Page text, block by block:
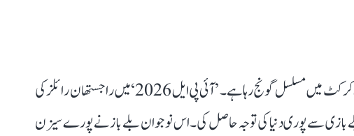
گزشتہ چند ماہ سے ویبھو سوریہ ونشی کا نام ہندوستانی کرکٹ میں مسلسل گونج رہا ہے۔ ’آئی پی ایل 2026‘ میں راجستھان رائلز کی
بازی سے پوری دنیا کی توجہ حاصل کی۔ اس نوجوان بلے باز نے پورے سیزن